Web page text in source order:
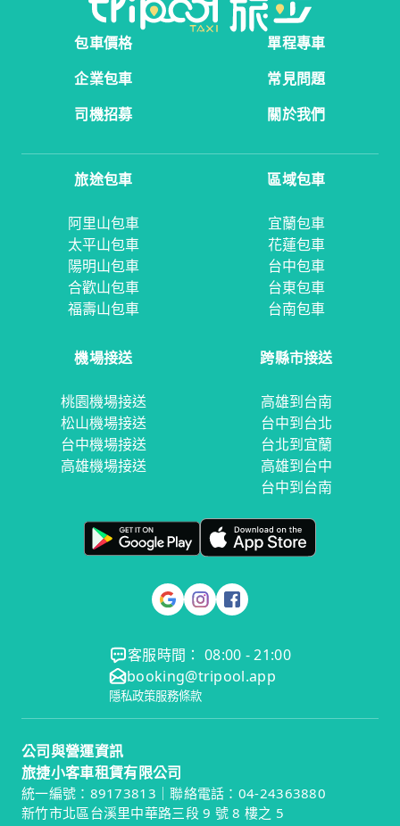
包車價格
單程專車
企業包車
常見問題
司機招募
關於我們
旅途包車
阿里山包車
太平山包車
陽明山包車
合歡山包車
福壽山包車
區域包車
宜蘭包車
花蓮包車
台中包車
台東包車
台南包車
機場接送
桃園機場接送
松山機場接送
台中機場接送
高雄機場接送
跨縣市接送
高雄到台南
台中到台北
台北到宜蘭
高雄到台中
台中到台南
客服時間： 08:00 - 21:00
booking@tripool.app
隱私政策服務條款
公司與營運資訊
旅捷小客車租賃有限公司
統一編號：89173813｜聯絡電話：04-24363880
新竹市北區台溪里中華路三段 9 號 8 樓之 5